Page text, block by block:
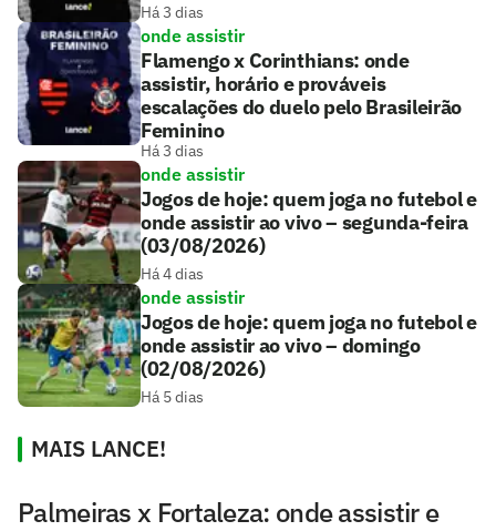
Há 3 dias
onde assistir
Flamengo x Corinthians: onde
assistir, horário e prováveis
escalações do duelo pelo Brasileirão
Feminino
Há 3 dias
onde assistir
Jogos de hoje: quem joga no futebol e
onde assistir ao vivo – segunda-feira
(03/08/2026)
Há 4 dias
onde assistir
Jogos de hoje: quem joga no futebol e
onde assistir ao vivo – domingo
(02/08/2026)
Há 5 dias
MAIS LANCE!
Palmeiras x Fortaleza: onde assistir e